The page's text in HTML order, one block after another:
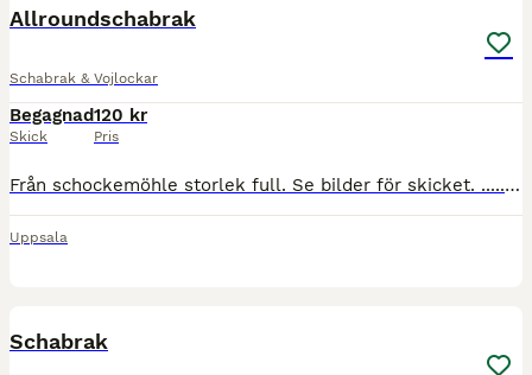
Allroundschabrak
Schabrak & Vojlockar
Begagnad
Skick
120 kr
Pris
Från schockemöhle storlek full. Se bilder för skicket. ............................................
Uppsala
Schabrak